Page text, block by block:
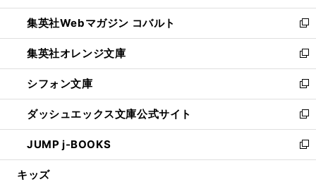
開
く
ウ
で
開
く
ン
ド
ウ
で
開
く
ウ
ィ
ン
ド
ウ
で
開
く
集英社Webマガジン コバルト
新
し
い
ウ
ィ
ン
ド
ウ
で
開
集英社オレンジ文庫
新
し
い
ウ
ィ
ン
ド
ウ
シフォン文庫
新
し
い
ウ
ィ
ン
ダッシュエックス文庫公式サイト
新
し
い
ウ
JUMP j-BOOKS
新
し
キッズ